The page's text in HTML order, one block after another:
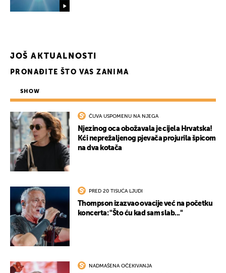
JOŠ AKTUALNOSTI
PRONAĐITE ŠTO VAS ZANIMA
SHOW
ČUVA USPOMENU NA NJEGA
Njezinog oca obožavala je cijela Hrvatska!
Kći neprežaljenog pjevača projurila špicom
na dva kotača
PRED 20 TISUĆA LJUDI
Thompson izazvao ovacije već na početku
koncerta: "Što ću kad sam slab..."
NADMAŠENA OČEKIVANJA
UKLJUČITE NOTIFIKACIJE